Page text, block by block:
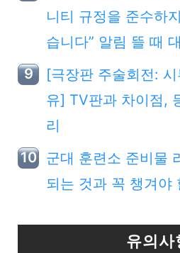
니티 규정을 준수하
습니다” 알림 뜰 때
[극장판 주술회전:
유] TV판과 차이점,
리
군대 훈련소 준비물
되는 것과 꼭 챙겨야
유의사